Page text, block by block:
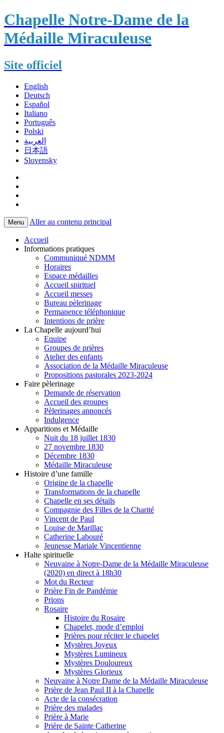
Chapelle Notre-Dame de la
Médaille Miraculeuse
Site officiel
English
Deutsch
Español
Italiano
Português
Polski
العربية
日本語
Slovensky
Menu Aller au contenu principal
Accueil
Informations pratiques
Communiqué NDMM
Horaires
Espace médailles
Accueil spirituel
Accueil messes
Bureau pèlerinage
Permanence téléphonique
Intentions de prière
La Chapelle aujourd’hui
Equipe
Groupes de prières
Atelier des enfants
Association de la Médaille Miraculeuse
Propositions pastorales 2023-2024
Faire pèlerinage
Demande de réservation
Accueil des groupes
Pèlerinages annoncés
Indulgence
Apparitions et Médaille
Nuit du 18 juillet 1830
27 novembre 1830
Décembre 1830
Médaille Miraculeuse
Histoire d’une famille
Origine de la chapelle
Transformations de la chapelle
Chapelle en ses détails
Compagnie des Filles de la Charité
Vincent de Paul
Louise de Marillac
Catherine Labouré
Jeunesse Mariale Vincentienne
Halte spirituelle
Neuvaine à Notre-Dame de la Médaille Miraculeuse
(2020) en direct à 18h30
Mot du Recteur
Prière Fin de Pandémie
Prions
Rosaire
Histoire du Rosaire
Chapelet, mode d’emploi
Prières pour réciter le chapelet
Mystères Joyeux
Mystères Lumineux
Mystères Douloureux
Mystères Glorieux
Neuvaine à Notre Dame de la Médaille Miraculeuse
Prière de Jean Paul II à la Chapelle
Acte de la consécration
Prière des malades
Prière à Marie
Prière de Sainte Catherine